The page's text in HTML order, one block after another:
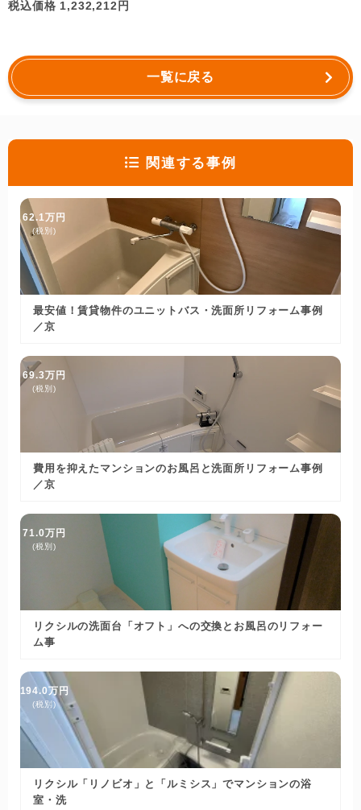
税込価格 1,232,212円
一覧に戻る
関連する事例
62.1万円
(税別)
最安値！賃貸物件のユニットバス・洗面所リフォーム事例
／京
69.3万円
(税別)
費用を抑えたマンションのお風呂と洗面所リフォーム事例
／京
71.0万円
(税別)
リクシルの洗面台「オフト」への交換とお風呂のリフォー
ム事
194.0万円
(税別)
リクシル「リノビオ」と「ルミシス」でマンションの浴
室・洗